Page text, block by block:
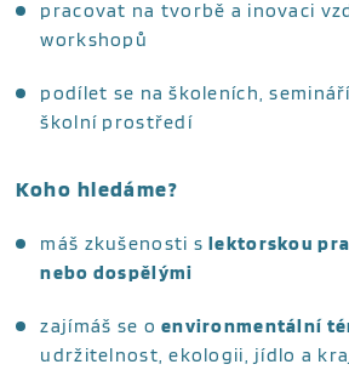
pracovat na tvorbě a inovaci
workshopů
podílet se na školeních,
školní prostředí
Koho hledáme?
máš zkušenosti slektorskou
nebo dospělými
zajímáš se oenvironmentální
udržitelnost, ekologii, jídlo a